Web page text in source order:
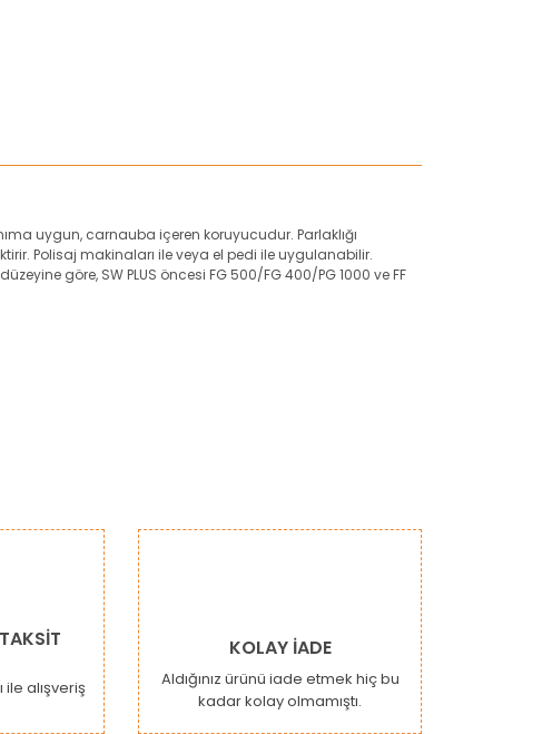
uygun, carnauba içeren koruyucudur. Parlaklığı
Polisaj makinaları ile veya el pedi ile uygulanabilir.
göre, SW PLUS öncesi FG 500/FG 400/PG 1000 ve FF
ile alışveriş
KOLAY İADE
Aldığınız ürünü iade etmek hiç bu
kadar kolay olmamıştı.